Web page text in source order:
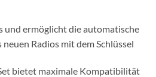
und ermöglicht die automatische
Radios mit dem Schlüssel
bietet maximale Kompatibilität